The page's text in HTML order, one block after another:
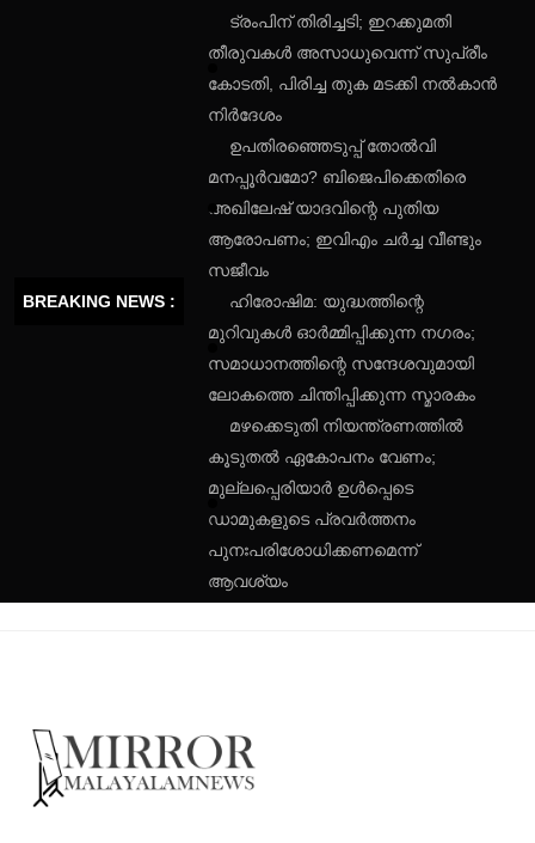
BREAKING NEWS :
ട്രംപിന് തിരിച്ചടി; ഇറക്കുമതി
തീരുവകൾ അസാധുവെന്ന് സുപ്രീം
കോടതി, പിരിച്ച തുക മടക്കി നൽകാൻ
നിർദേശം
ഉപതിരഞ്ഞെടുപ്പ് തോൽവി
മനപ്പൂർവമോ? ബിജെപിക്കെതിരെ
അഖിലേഷ് യാദവിന്റെ പുതിയ
ആരോപണം; ഇവിഎം ചർച്ച വീണ്ടും
സജീവം
ഹിരോഷിമ: യുദ്ധത്തിന്റെ
മുറിവുകൾ ഓർമ്മിപ്പിക്കുന്ന നഗരം;
സമാധാനത്തിന്റെ സന്ദേശവുമായി
ലോകത്തെ ചിന്തിപ്പിക്കുന്ന സ്മാരകം
മഴക്കെടുതി നിയന്ത്രണത്തിൽ
കൂടുതൽ ഏകോപനം വേണം;
മുല്ലപ്പെരിയാർ ഉൾപ്പെടെ
ഡാമുകളുടെ പ്രവർത്തനം
പുനഃപരിശോധിക്കണമെന്ന്
ആവശ്യം